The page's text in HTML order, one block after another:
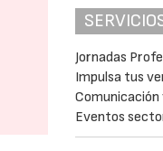
Jornadas
Impulsa tus
Eventos